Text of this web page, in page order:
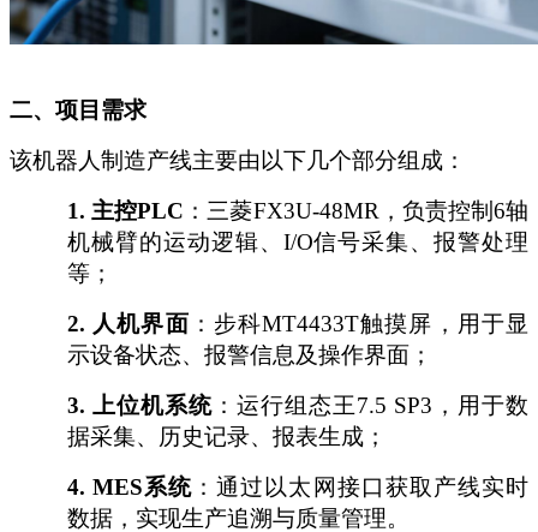
二、项目需求
该机器人制造产线主要由以下几个部分组成：
1. 主控PLC ：三菱FX3U-48MR，负责控制6轴
机械臂的运动逻辑、I/O信号采集、报警处理
等；
2. 人机界面 ：步科MT4433T触摸屏，用于显
示设备状态、报警信息及操作界面；
3. 上位机系统 ：运行组态王7.5 SP3，用于数
据采集、历史记录、报表生成；
4.MES系统 ：通过以太网接口获取产线实时
数据，实现生产追溯与质量管理。